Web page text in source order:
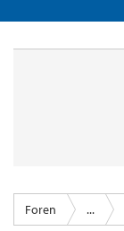
Foren ...